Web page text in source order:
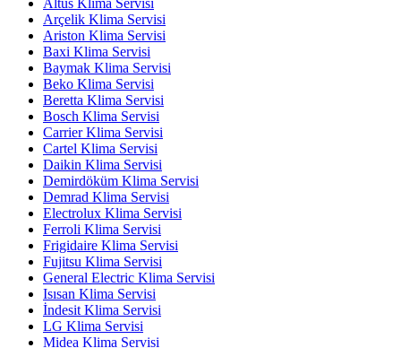
Arçelik Klima Servisi
Ariston Klima Servisi
Baxi Klima Servisi
Baymak Klima Servisi
Beko Klima Servisi
Beretta Klima Servisi
Bosch Klima Servisi
Carrier Klima Servisi
Cartel Klima Servisi
Daikin Klima Servisi
Demirdöküm Klima Servisi
Demrad Klima Servisi
Electrolux Klima Servisi
Ferroli Klima Servisi
Frigidaire Klima Servisi
Fujitsu Klima Servisi
General Electric Klima Servisi
Isısan Klima Servisi
İndesit Klima Servisi
LG Klima Servisi
Midea Klima Servisi